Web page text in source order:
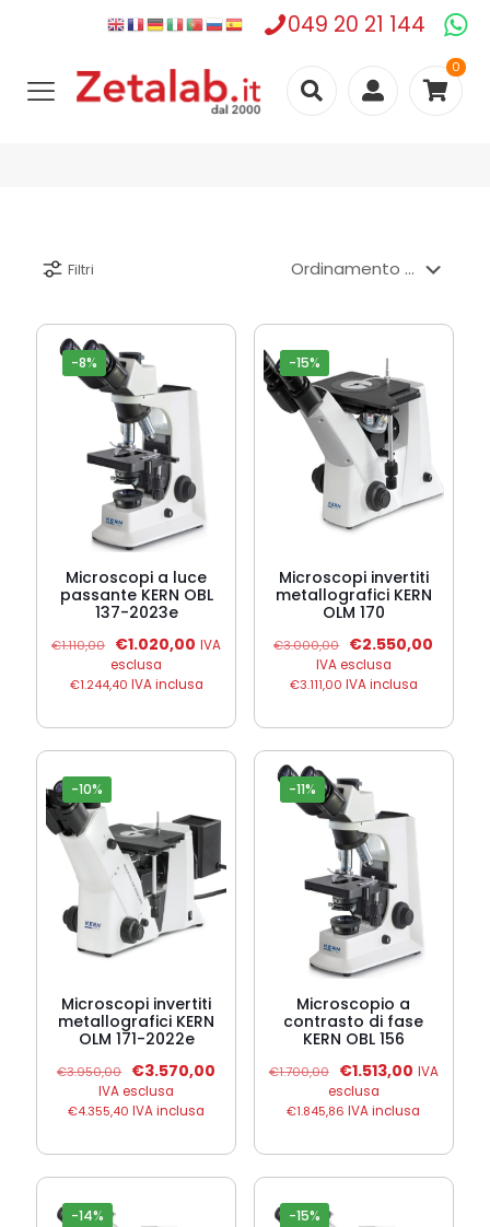
049 20 21 144
0
Filtri
-8%
Microscopi a luce
passante KERN OBL
137-2023e
€1.110,00
Il
prezzo
originale
€1.020,00 Il
attuale
€1.020,00.
IVA
esclusa
€1.244,40 IVA inclusa
-15%
Microscopi invertiti
metallografici KERN
OLM 170
€3.000,00
Il
prezzo
originale
€2.550,00
IVA esclusa
€3.111,00 IVA inclusa
-10%
Microscopi invertiti
metallografici KERN
OLM 171-2022e
€3.950,00
Il
prezzo
originale
€3.570,00
€3.570,00.
IVA esclusa
€4.355,40 IVA inclusa
-11%
Microscopio a
contrasto di fase
KERN OBL 156
€1.700,00
Il
prezzo
originale
€1.513,00Il
attuale
€1.513,00.
IVA
esclusa
€1.845,86 IVA inclusa
-14% -15%